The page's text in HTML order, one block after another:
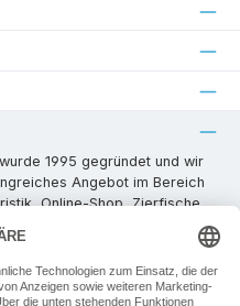
1995 gegründet und wir
Angebot im Bereich
Online-Shop, Zierfische,
Technikzubehör usw. ! Als
stehen wir Ihnen für
oder Besatzwünsche zur